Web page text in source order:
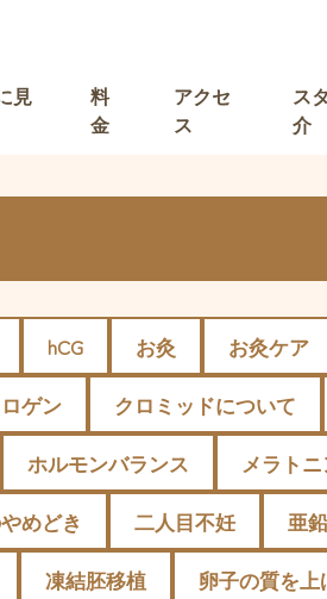
見
料
金
アクセ
ス
ス
介
hCG お灸
お灸ケア
ゲン クロミッドについて
ホルモンバランス
メラト
めどき 二人目不妊
亜鉛
凍結胚移植
卵子の質を上